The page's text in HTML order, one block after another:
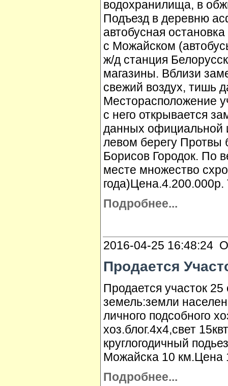
водохранилища, в
Подъезд в деревню
автобусная
с Можайском
ж/д станция
магазины. Вблизи
свежий воздух, тишь
Месторасположение
с него открывается
данных официальной
левом берегу Протвы
Борисов Городок. По
месте множество
Подробнее...
2016-04-25 16:48:24
Продается
Продается участок
земель:земли
личного подсобного
хоз.блог.4x4,свет
круглогодичный
Можайска 10 км.Цена
Подробнее...